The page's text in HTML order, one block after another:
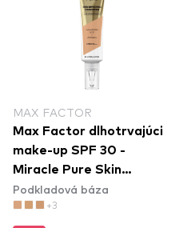
MAX FACTOR
Max Factor dlhotrvajúci
make-up SPF 30 -
Miracle Pure Skin
Improving Foundation -
50 Natural Rose
Podkladová báza
+3